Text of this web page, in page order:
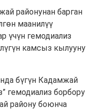
районунан барган
маанилүү
үчүн гемодиализ
камсыз кылууну
бүгүн Кадамжай
гемодиализ борбору
району боюнча